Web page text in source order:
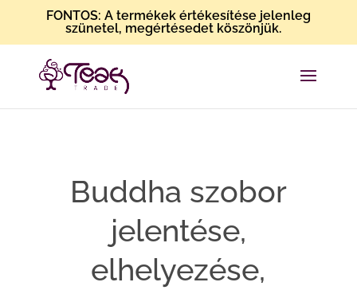
FONTOS: A termékek értékesítése jelenleg
szünetel, megértésedet köszönjük.
Buddha szobor
jelentése,
elhelyezése,